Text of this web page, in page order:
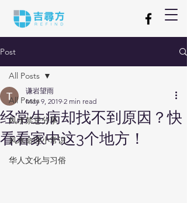
Post
All Posts
风水禁忌分享
风水命理小常识
华人文化与习俗
All Posts
经常生病却找不到原因？快
看看家中这3个地方！
谦岩望雨
May 9, 2019 2 min read